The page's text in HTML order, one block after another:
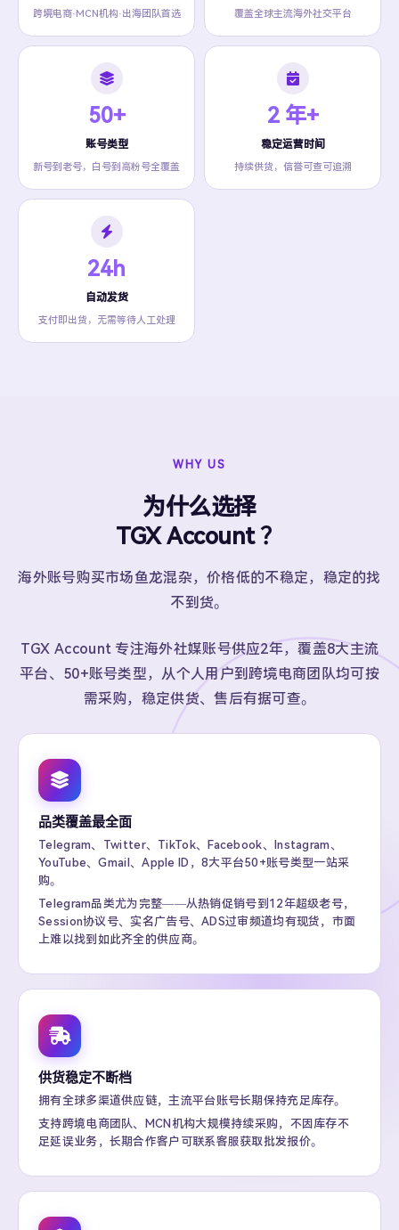
跨境电商·MCN机构·出海团队首选 覆盖全球主流海外社交平台
50+
账号类型
新号到老号，白号到高粉号全覆盖
2 年+
稳定运营时间
持续供货，信誉可查可追溯
24h
自动发货
支付即出货，无需等待人工处理
WHY US
为什么选择
TGX Account ？
海外账号购买市场鱼龙混杂，价格低的不稳定，稳定的找
不到货。
TGX Account 专注海外社媒账号供应2年，覆盖8大主流
平台、50+账号类型，从个人用户到跨境电商团队均可按
需采购，稳定供货、售后有据可查。
品类覆盖最全面
Telegram、Twitter、TikTok、Facebook、Instagram、
YouTube、Gmail、Apple ID，8大平台50+账号类型一站采
购。
Telegram品类尤为完整——从热销促销号到12年超级老号，
Session协议号、实名广告号、ADS过审频道均有现货，市面
上难以找到如此齐全的供应商。
供货稳定不断档
拥有全球多渠道供应链，主流平台账号长期保持充足库存。
支持跨境电商团队、MCN机构大规模持续采购，不因库存不
足延误业务，长期合作客户可联系客服获取批发报价。